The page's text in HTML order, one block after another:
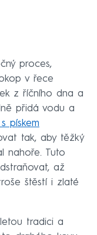
proces,
v řece
z říčního dna a
přidá vodu a
pískem
tak, aby těžký
nahoře. Tuto
až
štěstí i zlaté
tradici a